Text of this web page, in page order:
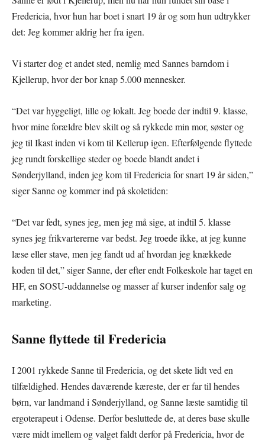
Fredericia, hvor hun har boet i snart 19 år og som hun udtrykker
det: Jeg kommer aldrig her fra igen.
Vi starter dog et andet sted, nemlig med Sannes barndom i
Kjellerup, hvor der bor knap 5.000 mennesker.
“Det var hyggeligt, lille og lokalt. Jeg boede der indtil 9. klasse,
hvor mine forældre blev skilt og så rykkede min mor, søster og
jeg til Ikast inden vi kom til Kellerup igen. Efterfølgende flyttede
jeg rundt forskellige steder og boede blandt andet i
Sønderjylland, inden jeg kom til Fredericia for snart 19 år siden,”
siger Sanne og kommer ind på skoletiden:
“Det var fedt, synes jeg, men jeg må sige, at indtil 5. klasse
synes jeg frikvartererne var bedst. Jeg troede ikke, at jeg kunne
læse eller stave, men jeg fandt ud af hvordan jeg knækkede
koden til det,” siger Sanne, der efter endt Folkeskole har taget en
HF, en SOSU-uddannelse og masser af kurser indenfor salg og
marketing.
Sanne flyttede til Fredericia
I 2001 rykkede Sanne til Fredericia, og det skete lidt ved en
tilfældighed. Hendes daværende kæreste, der er far til hendes
børn, var landmand i Sønderjylland, og Sanne læste samtidig til
ergoterapeut i Odense. Derfor besluttede de, at deres base skulle
være midt imellem og valget faldt derfor på Fredericia, hvor de